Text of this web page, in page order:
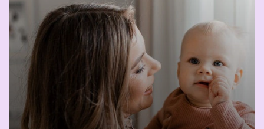
of synbiotics. Nat. Rev. Gastroenterol.
Hepatol. 17, 687-701 (2020)）。
Bode L. ヒトミルクオリゴ糖：すべての赤ちゃ
んにはシュガーママが必要で
す。 Glycobiology. 2012;22(9):1147-1162.
3Duska-McEwen G, Senft AP, Ruetschilling TL,